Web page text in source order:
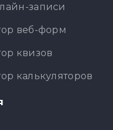
записи
веб-форм
квизов
калькуляторов